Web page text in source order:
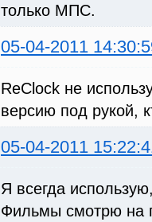
только МПС.
05-04-2011
ReClock не
версию под рукой,
05-04-2011
Я всегда
Фильмы смотрю на